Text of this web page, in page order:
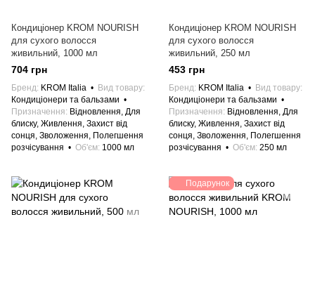
Кондиціонер KROM NOURISH
для сухого волосся
живильний, 1000 мл
704 грн
Бренд KROM Italia
Вид товару
Кондиціонери та бальзами
Призначення
Відновлення, Для
блиску, Живлення, Захист від
сонця, Зволоження, Полегшення
розчісування
Об'єм 1000 мл
Кондиціонер KROM NOURISH
для сухого волосся
живильний, 250 мл
453 грн
Бренд KROM Italia
Вид товару
Кондиціонери та бальзами
Призначення
Відновлення, Для
блиску, Живлення, Захист від
сонця, Зволоження, Полегшення
розчісування
Об'єм 250 мл
Подарунок